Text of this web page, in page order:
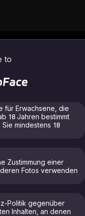
to
für Erwachsene, die
18 Jahren bestimmt
mindestens 18
Zustimmung einer
Fotos verwenden
Politik gegenüber
Inhalten, an denen
von 24 Stunden